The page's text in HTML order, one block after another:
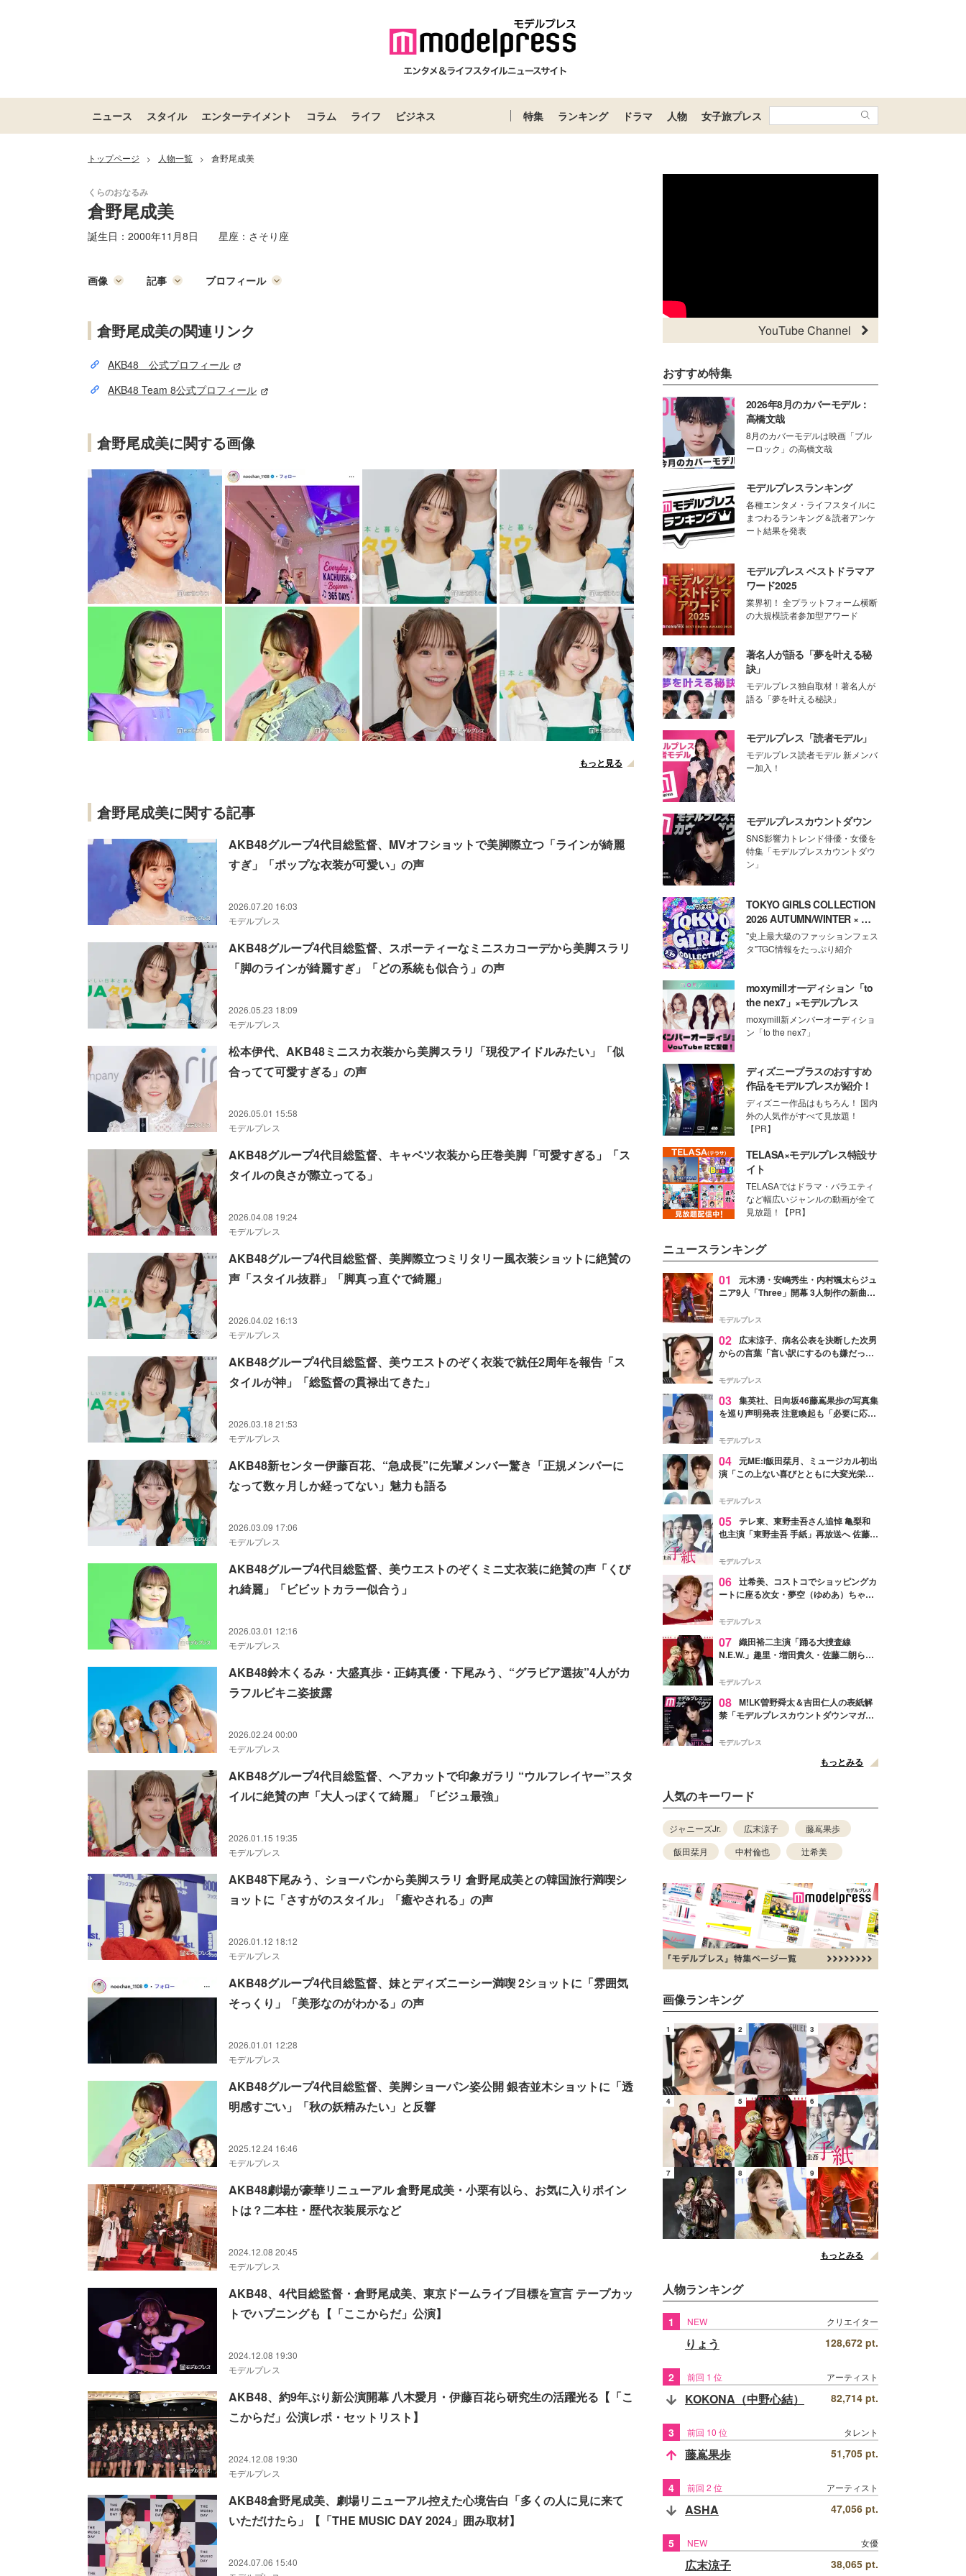
ニュース スタイル エンターテイメント コラム ライフ ビジネス 特集 ランキング ドラマ 人物 女子旅プレス
トップページ > 人物一覧 > 倉野尾成美
倉野尾成美
誕生日： 2000年11月8日 星座： さそり座
画像 記事 プロフィール
倉野尾成美の関連リンク
AKB48 公式プロフィール
AKB48 Team 8公式プロフィール
倉野尾成美に関する画像
もっと見る
倉野尾成美に関する記事
AKB48グループ4代目総監督、MVオフショットで美脚際立つ「ラインが綺麗
すぎ」「ポップな衣装が可愛い」の声
2026.07.20 16:03
モデルプレス
AKB48グループ4代目総監督、スポーティーなミニスカコーデから美脚スラリ
「脚のラインが綺麗すぎ」「どの系統も似合う」の声
2026.05.23 18:09
モデルプレス
松本伊代、AKB48ミニスカ衣装から美脚スラリ「現役アイドルみたい」「似
合ってて可愛すぎる」の声
2026.05.01 15:58
モデルプレス
AKB48グループ4代目総監督、キャベツ衣装から圧巻美脚「可愛すぎる」「ス
タイルの良さが際立ってる」
2026.04.08 19:24
モデルプレス
AKB48グループ4代目総監督、美脚際立つミリタリー風衣装ショットに絶賛の
声「スタイル抜群」「脚真っ直ぐで綺麗」
2026.04.02 16:13
モデルプレス
AKB48グループ4代目総監督、美ウエストのぞく衣装で就任2周年を報告「ス
タイルが神」「総監督の貫禄出てきた」
2026.03.18 21:53
モデルプレス
AKB48新センター伊藤百花、“急成長”に先輩メンバー驚き「正規メンバーに
なって数ヶ月しか経ってない」魅力も語る
2026.03.09 17:06
モデルプレス
AKB48グループ4代目総監督、美ウエストのぞくミニ丈衣装に絶賛の声「くび
れ綺麗」「ビビットカラー似合う」
2026.03.01 12:16
モデルプレス
AKB48鈴木くるみ・大盛真歩・正鋳真優・下尾みう、“グラビア選抜”4人がカ
ラフルビキニ姿披露
2026.02.24 00:00
モデルプレス
AKB48グループ4代目総監督、ヘアカットで印象ガラリ “ウルフレイヤー”スタ
イルに絶賛の声「大人っぽくて綺麗」「ビジュ最強」
2026.01.15 19:35
モデルプレス
AKB48下尾みう、ショーパンから美脚スラリ 倉野尾成美との韓国旅行満喫シ
ョットに「さすがのスタイル」「癒やされる」の声
2026.01.12 18:12
モデルプレス
AKB48グループ4代目総監督、妹とディズニーシー満喫 2ショットに「雰囲気
そっくり」「美形なのがわかる」の声
2026.01.01 12:28
モデルプレス
AKB48グループ4代目総監督、美脚ショーパン姿公開 銀杏並木ショットに「透
明感すごい」「秋の妖精みたい」と反響
2025.12.24 16:46
モデルプレス
AKB48劇場が豪華リニューアル 倉野尾成美・小栗有以ら、お気に入りポイン
トは？二本柱・歴代衣装展示など
2024.12.08 20:45
モデルプレス
AKB48、4代目総監督・倉野尾成美、東京ドームライブ目標を宣言 テープカッ
トでハプニングも【「ここからだ」公演】
2024.12.08 19:30
モデルプレス
AKB48、約9年ぶり新公演開幕 八木愛月・伊藤百花ら研究生の活躍光る【「こ
こからだ」公演レポ・セットリスト】
2024.12.08 19:30
モデルプレス
AKB48倉野尾成美、劇場リニューアル控えた心境告白「多くの人に見に来て
いただけたら」【「THE MUSIC DAY 2024」囲み取材】
2024.07.06 15:40
YouTube Channel
おすすめ特集
2026年8月のカバーモデル：
高橋文哉
8月のカバーモデルは映画「ブル
ーロック」の高橋文哉
モデルプレスランキング
各種エンタメ・ライフスタイルに
まつわるランキング＆読者アンケ
ート結果を発表
モデルプレス ベストドラマア
ワード2025
業界初！ 全プラットフォーム横断
の大規模読者参加型アワード
著名人が語る「夢を叶える秘
訣」
モデルプレス独自取材！著名人が
語る「夢を叶える秘訣」
モデルプレス「読者モデル」
モデルプレス読者モデル 新メンバ
ー加入！
モデルプレスカウントダウン
SNS影響力トレンド俳優・女優を
特集「モデルプレスカウントダウ
ン」
TOKYO GIRLS COLLECTION
2026 AUTUMN/WINTER × モ
デルプレス
"史上最大級のファッションフェス
タ"TGC情報をたっぷり紹介
moxymillオーディション「to
the nex7」×モデルプレス
moxymill新メンバーオーディショ
ン「to the nex7」
ディズニープラスのおすすめ
作品をモデルプレスが紹介！
ディズニー作品はもちろん！ 国内
外の人気作がすべて見放題！
【PR】
TELASA×モデルプレス特設サ
イト
TELASAではドラマ・バラエティ
など幅広いジャンルの動画が全て
見放題！【PR】
ニュースランキング
01
元木湧・安嶋秀生・内村颯太らジュ
ニア9人「Three」開幕 3人制作の新曲＆
進んで夢を掴みたい」【ゲネプロレポ】
モデルプレス
02
広末涼子、病名公表を決断した次男
からの言葉「言い訳にするのも嫌だっ
モデルプレス
03 集英社、日向坂46藤嶌果歩の写真集
を巡り声明発表 注意喚起も「必要に応じ
モデルプレス
04 元ME:I飯田栞月、ミュージカル初出
演「この上ない喜びとともに大変光栄」
ャスト発表
モデルプレス
05 テレ東、東野圭吾さん追悼 亀梨和
也主演「東野圭吾 手紙」再放送へ 佐藤隆
モデルプレス
06 辻希美、コストコでショッピングカ
ートに座る次女・夢空（ゆめあ）ちゃん
ぎ」「成長を感じる」の声
モデルプレス
07 織田裕二主演「踊る大捜査線
N.E.W.」趣里・増田貴久・佐藤二朗ら新
徴する“謎のキーワード”も
モデルプレス
08 M!LK曽野舜太＆吉田仁人の表紙解
禁「モデルプレスカウントダウンマガジ
モデルプレス
もっとみる
人気のキーワード
ジャニーズJr. 広末涼子
藤嶌果歩
飯田栞月
中村倫也 辻希美
画像ランキング
1 2 3
4 5 6
7 8 9
もっとみる
人物ランキング
1 NEW クリエイター
りょう 128,672 pt.
2 前回 1 位 アーティスト
KOKONA（中野心結） 82,714 pt.
3 前回 10 位 タレント
藤嶌果歩 51,705 pt.
4 前回 2 位 アーティスト
ASHA 47,056 pt.
5 NEW 女優
広末涼子 38,065 pt.